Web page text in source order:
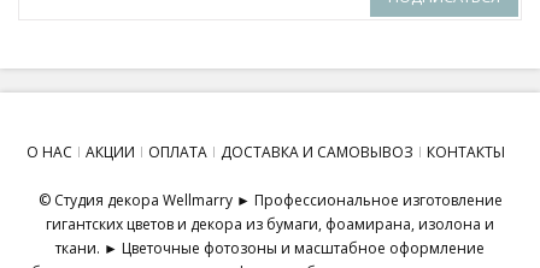
О НАС АКЦИИ ОПЛАТА ДОСТАВКА И САМОВЫВОЗ КОНТАКТЫ
© Студия декора Wellmarry ► Профессиональное изготовление
гигантских цветов и декора из бумаги, фоамирана, изолона и
ткани. ► Цветочные фотозоны и масштабное оформление